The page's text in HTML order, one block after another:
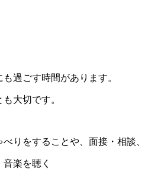
過ごす時間があります。
大切です。
りをすることや、面接・相談、
楽を聴く